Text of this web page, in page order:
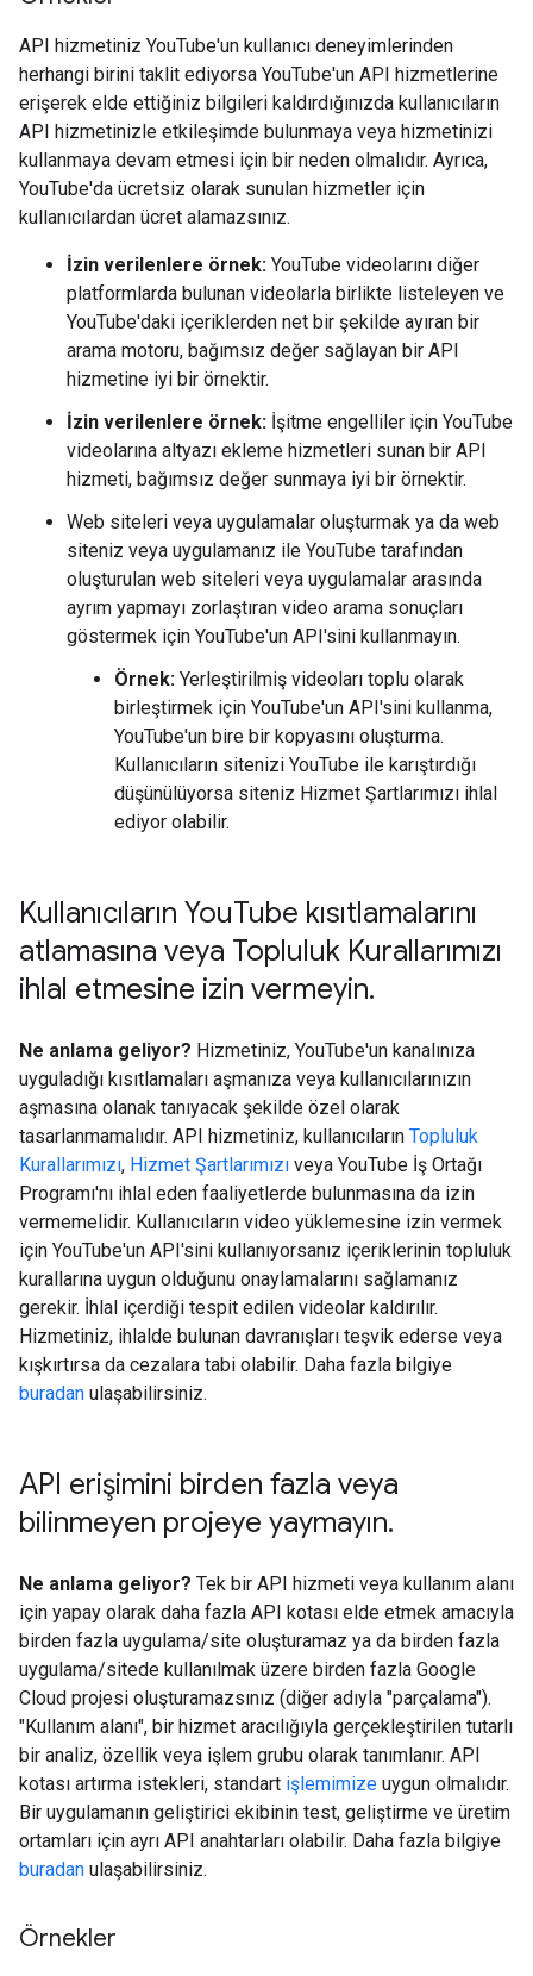
API hizmetiniz YouTube'un kullanıcı deneyimlerinden
herhangi birini taklit ediyorsa YouTube'un API hizmetlerine
erişerek elde ettiğiniz bilgileri kaldırdığınızda kullanıcıların
API hizmetinizle etkileşimde bulunmaya veya hizmetinizi
kullanmaya devam etmesi için bir neden olmalıdır. Ayrıca,
YouTube'da ücretsiz olarak sunulan hizmetler için
kullanıcılardan ücret alamazsınız.
İzin verilenlere örnek: YouTube videolarını diğer
platformlarda bulunan videolarla birlikte listeleyen ve
YouTube'daki içeriklerden net bir şekilde ayıran bir
arama motoru, bağımsız değer sağlayan bir API
hizmetine iyi bir örnektir.
İzin verilenlere örnek: İşitme engelliler için YouTube
videolarına altyazı ekleme hizmetleri sunan bir API
hizmeti, bağımsız değer sunmaya iyi bir örnektir.
Web siteleri veya uygulamalar oluşturmak ya da web
siteniz veya uygulamanız ile YouTube tarafından
oluşturulan web siteleri veya uygulamalar arasında
ayrım yapmayı zorlaştıran video arama sonuçları
göstermek için YouTube'un API'sini kullanmayın.
Örnek: Yerleştirilmiş videoları toplu olarak
birleştirmek için YouTube'un API'sini kullanma,
YouTube'un bire bir kopyasını oluşturma.
Kullanıcıların sitenizi YouTube ile karıştırdığı
düşünülüyorsa siteniz Hizmet Şartlarımızı ihlal
ediyor olabilir.
Kullanıcıların YouTube kısıtlamalarını
atlamasına veya Topluluk Kurallarımızı
ihlal etmesine izin vermeyin.
Ne anlama geliyor? Hizmetiniz, YouTube'un kanalınıza
uyguladığı kısıtlamaları aşmanıza veya kullanıcılarınızın
aşmasına olanak tanıyacak şekilde özel olarak
tasarlanmamalıdır. API hizmetiniz, kullanıcıların Topluluk
Kurallarımızı, Hizmet Şartlarımızı veya YouTube İş Ortağı
Programı'nı ihlal eden faaliyetlerde bulunmasına da izin
vermemelidir. Kullanıcıların video yüklemesine izin vermek
için YouTube'un API'sini kullanıyorsanız içeriklerinin topluluk
kurallarına uygun olduğunu onaylamalarını sağlamanız
gerekir. İhlal içerdiği tespit edilen videolar kaldırılır.
Hizmetiniz, ihlalde bulunan davranışları teşvik ederse veya
kışkırtırsa da cezalara tabi olabilir. Daha fazla bilgiye
buradan ulaşabilirsiniz.
API erişimini birden fazla veya
bilinmeyen projeye yaymayın.
Ne anlama geliyor? Tek bir API hizmeti veya kullanım alanı
için yapay olarak daha fazla API kotası elde etmek amacıyla
birden fazla uygulama/site oluşturamaz ya da birden fazla
uygulama/sitede kullanılmak üzere birden fazla Google
Cloud projesi oluşturamazsınız (diğer adıyla "parçalama").
"Kullanım alanı", bir hizmet aracılığıyla gerçekleştirilen tutarlı
bir analiz, özellik veya işlem grubu olarak tanımlanır. API
kotası artırma istekleri, standart işlemimize uygun olmalıdır.
Bir uygulamanın geliştirici ekibinin test, geliştirme ve üretim
ortamları için ayrı API anahtarları olabilir. Daha fazla bilgiye
buradan ulaşabilirsiniz.
Örnekler